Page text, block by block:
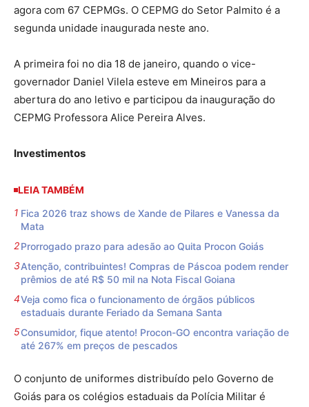
agora com 67 CEPMGs. O CEPMG do Setor Palmito é a
segunda unidade inaugurada neste ano.
A primeira foi no dia 18 de janeiro, quando o vice-
governador Daniel Vilela esteve em Mineiros para a
abertura do ano letivo e participou da inauguração do
CEPMG Professora Alice Pereira Alves.
Investimentos
LEIA TAMBÉM
Fica 2026 traz shows de Xande de Pilares e Vanessa da
Mata
Prorrogado prazo para adesão ao Quita Procon Goiás
Atenção, contribuintes! Compras de Páscoa podem render
prêmios de até R$ 50 mil na Nota Fiscal Goiana
Veja como fica o funcionamento de órgãos públicos
estaduais durante Feriado da Semana Santa
Consumidor, fique atento! Procon-GO encontra variação de
até 267% em preços de pescados
O conjunto de uniformes distribuído pelo Governo de
Goiás para os colégios estaduais da Polícia Militar é